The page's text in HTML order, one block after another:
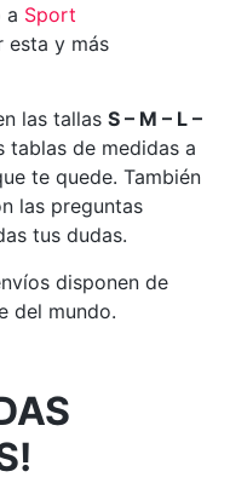
a Sport
esta y más
las tallasS – M – L –
tablas de medidas a
te quede. También
las preguntas
tus dudas.
disponen de
del mundo.